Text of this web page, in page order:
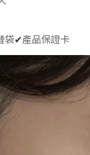
袋✔產品保證卡